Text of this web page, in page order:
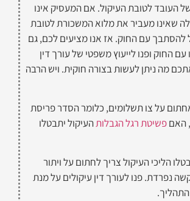
העובד לטובת העיקול. אם המעסיק אינו
שאינו מעביר את מלוא המשכורת לטובת
להסתבך עם החוק. אז אנו מציעים לכם, גם
החוק ופנו לייעוץ משפטי של עורך דין
מה ניתן לעשות בצורה חוקית. ויש הרבה
על צו תשלומים, כלומר הסדר פריסת
האםפשיטת רגל הגבלותהעיקול יתבטלו
הליכי העיקול צריך לחתום על ויתור
נפרדת. פנו לעורך דין עיקולים על מנת